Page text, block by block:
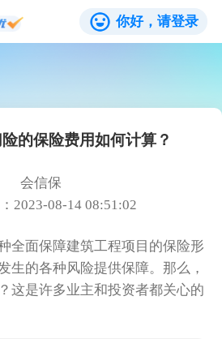
你好，请登录
的保险费用如何计算？
会信保
2023-08-14 08:51:02
全面保障建筑工程项目的保险形
生的各种风险提供保障。那么，
这是许多业主和投资者都关心的